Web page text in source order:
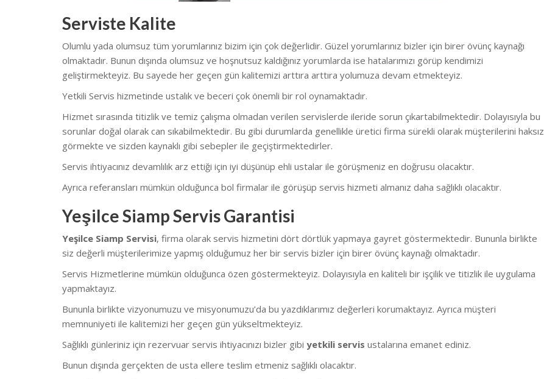
Serviste Kalite
Olumlu yada olumsuz tüm yorumlarınız bizim için çok değerlidir. Güzel yorumlarınız bizler için birer övünç kaynağı
olmaktadır. Bunun dışında olumsuz ve hoşnutsuz kaldığınız yorumlarda ise hatalarımızı görüp kendimizi
geliştirmekteyiz. Bu sayede her geçen gün kalitemizi arttıra arttıra yolumuza devam etmekteyiz.
Yetkili Servis hizmetinde ustalık ve beceri çok önemli bir rol oynamaktadır.
Hizmet sırasında titizlik ve temiz çalışma olmadan verilen servislerde ileride sorun çıkartabilmektedir. Dolayısıyla bu
sorunlar doğal olarak can sıkabilmektedir. Bu gibi durumlarda genellikle üretici firma sürekli olarak müşterilerini haksız
görmekte ve sizden kaynaklı gibi sebepler ile geçiştirmektedirler.
Servis ihtiyacınız devamlılık arz ettiği için iyi düşünüp ehli ustalar ile görüşmeniz en doğrusu olacaktır.
Ayrıca referansları mümkün olduğunca bol firmalar ile görüşüp servis hizmeti almanız daha sağlıklı olacaktır.
Yeşilce Siamp Servis Garantisi
Yeşilce Siamp Servisi, firma olarak servis hizmetini dört dörtlük yapmaya gayret göstermektedir. Bununla birlikte
siz değerli müşterilerimize yapmış olduğumuz her bir servis bizler için birer övünç kaynağı olmaktadır.
Servis Hizmetlerine mümkün olduğunca özen göstermekteyiz. Dolayısıyla en kaliteli bir işçilik ve titizlik ile uygulama
yapmaktayız.
Bununla birlikte vizyonumuzu ve misyonumuzu’da bu yazdıklarımız değerleri korumaktayız. Ayrıca müşteri
memnuniyeti ile kalitemizi her geçen gün yükseltmekteyiz.
Sağlıklı günleriniz için rezervuar servis ihtiyacınızı bizler gibi yetkili servis ustalarına emanet ediniz.
Bunun dışında gerçekten de usta ellere teslim etmeniz sağlıklı olacaktır.